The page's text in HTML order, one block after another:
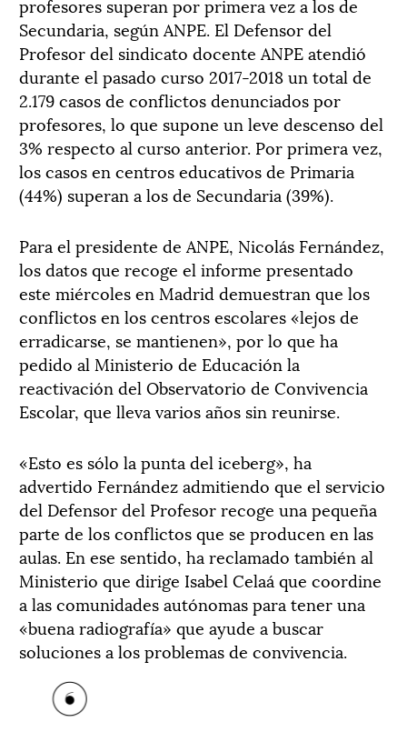
Secundaria, según ANPE. El Defensor del
Profesor del sindicato docente ANPE atendió
durante el pasado curso 2017-2018 un total de
2.179 casos de conflictos denunciados por
profesores, lo que supone un leve descenso del
3% respecto al curso anterior. Por primera vez,
los casos en centros educativos de Primaria
(44%) superan a los de Secundaria (39%).
Para el presidente de ANPE, Nicolás Fernández,
los datos que recoge el informe presentado
este miércoles en Madrid demuestran que los
conflictos en los centros escolares «lejos de
erradicarse, se mantienen», por lo que ha
pedido al Ministerio de Educación la
reactivación del Observatorio de Convivencia
Escolar, que lleva varios años sin reunirse.
«Esto es sólo la punta del iceberg», ha
advertido Fernández admitiendo que el servicio
del Defensor del Profesor recoge una pequeña
parte de los conflictos que se producen en las
aulas. En ese sentido, ha reclamado también al
Ministerio que dirige Isabel Celaá que coordine
a las comunidades autónomas para tener una
«buena radiografía» que ayude a buscar
soluciones a los problemas de convivencia.